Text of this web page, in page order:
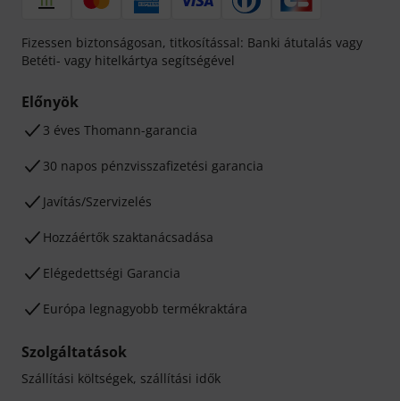
Fizessen biztonságosan, titkosítással: Banki átutalás vagy
Betéti- vagy hitelkártya segítségével
Előnyök
3 éves Thomann-garancia
30 napos pénzvisszafizetési garancia
Javítás/Szervizelés
Hozzáértők szaktanácsadása
Elégedettségi Garancia
Európa legnagyobb termékraktára
Szolgáltatások
Szállítási költségek, szállítási idők